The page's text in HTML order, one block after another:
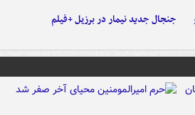
جنجال جدید نیمار در برزیل +فیلم